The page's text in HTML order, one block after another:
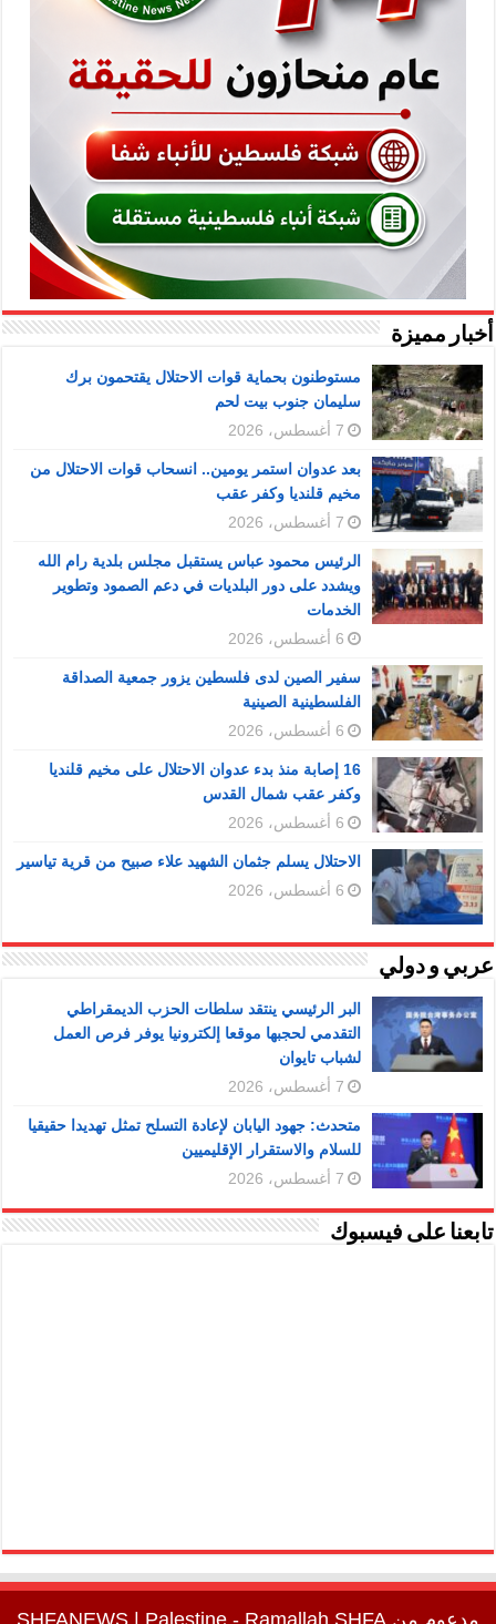
أخبار مميزة
مستوطنون بحماية قوات الاحتلال يقتحمون برك
سليمان جنوب بيت لحم
7 أغسطس، 2026
بعد عدوان استمر يومين.. انسحاب قوات الاحتلال من
مخيم قلنديا وكفر عقب
7 أغسطس، 2026
الرئيس محمود عباس يستقبل مجلس بلدية رام الله
ويشدد على دور البلديات في دعم الصمود وتطوير
الخدمات
6 أغسطس، 2026
سفير الصين لدى فلسطين يزور جمعية الصداقة
الفلسطينية الصينية
6 أغسطس، 2026
16 إصابة منذ بدء عدوان الاحتلال على مخيم قلنديا
وكفر عقب شمال القدس
6 أغسطس، 2026
الاحتلال يسلم جثمان الشهيد علاء صبيح من قرية تياسير
6 أغسطس، 2026
عربي و دولي
البر الرئيسي ينتقد سلطات الحزب الديمقراطي
التقدمي لحجبها موقعا إلكترونيا يوفر فرص العمل
لشباب تايوان
7 أغسطس، 2026
متحدث: جهود اليابان لإعادة التسلح تمثل تهديدا حقيقيا
للسلام والاستقرار الإقليميين
7 أغسطس، 2026
تابعنا على فيسبوك